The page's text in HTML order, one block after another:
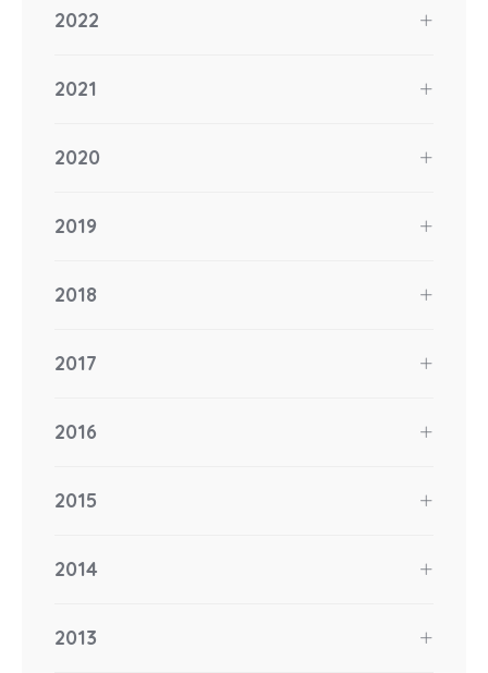
2022
2021
2020
2019
2018
2017
2016
2015
2014
2013